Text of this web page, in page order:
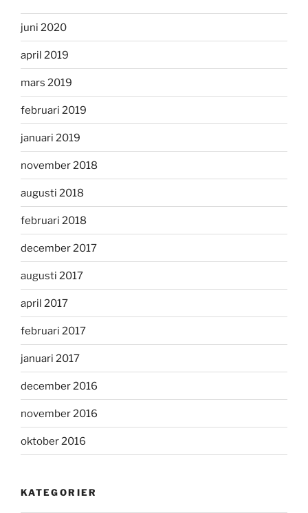
juni 2020
april 2019
mars 2019
februari 2019
januari 2019
november 2018
augusti 2018
februari 2018
december 2017
augusti 2017
april 2017
februari 2017
januari 2017
december 2016
november 2016
oktober 2016
KATEGORIER